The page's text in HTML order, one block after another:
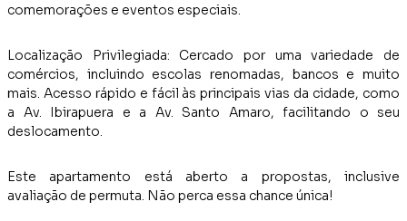
comemorações e eventos especiais.
Localização Privilegiada: Cercado por uma variedade de
comércios, incluindo escolas renomadas, bancos e muito
mais. Acesso rápido e fácil às principais vias da cidade, como
a Av. Ibirapuera e a Av. Santo Amaro, facilitando o seu
deslocamento.
Este apartamento está aberto a propostas, inclusive
avaliação de permuta. Não perca essa chance única!